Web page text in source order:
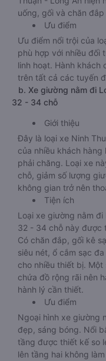
uống, gối và chăn đắp
Ưu điểm
Ưu điểm nổi trội của
phù hợp với nhiều đối
linh hoạt. Hành khách
trên tất cả các tuyến
b. Xe giường nằm đi
32 - 34 chỗ
Giới thiệu
Đây là loại xe Ninh
của nhiều khách
phải chăng. Loại xe
chỗ, giảm số lượng
không gian trở nên
Tiện ích
Loại xe giường nằm đi
32 - 34 chỗ này được
Có chăn đắp, gối kê
siêu nét, ổ cắm sạc
cho nhiều thiết bị.
chứa đồ rộng rãi nên
hành lý cần thiết.
Ưu điểm
Ngoại hình xe giường
đẹp, sáng bóng. Nổi
tầng được thiết kế so
lên tầng hai không